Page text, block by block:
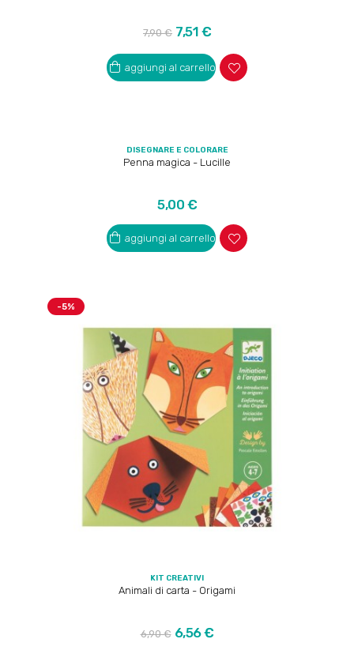
Prezzo
regolare
7,90 € Prezzo
7,51 €
aggiungi al carrello
DISEGNARE E COLORARE
Penna magica - Lucille
Prezzo
5,00 €
aggiungi al carrello
-5%
KIT CREATIVI
Animali di carta - Origami
Prezzo
regolare
6,90 € Prezzo
6,56 €